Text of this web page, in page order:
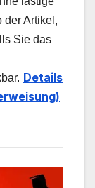
der Artikel,
Sie das
Details